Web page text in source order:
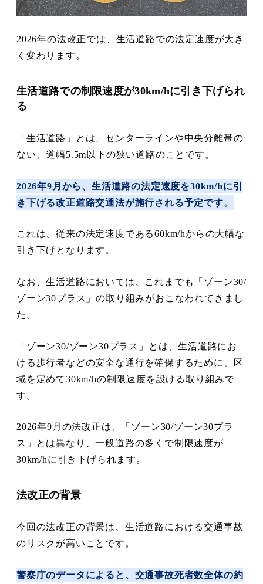
2026年の法改正では、生活道路での法定速度が大き
く変わります。
生活道路での制限速度が30km/hに引き下げられ
る
「生活道路」とは、センターラインや中央分離帯の
ない、道幅5.5m以下の狭い道路のことです。
2026年9月から、生活道路の法定速度を30km/hに引
き下げる改正道路交通法が施行される予定です。
これは、従来の法定速度である60km/hからの大幅な
引き下げとなります。
なお、生活道路においては、これまでも「ゾーン30/
ゾーン30プラス」の取り組みがおこなわれてきまし
た。
「ゾーン30/ゾーン30プラス」とは、生活道路にお
ける歩行者などの安全な通行を確保するために、区
域を定めて30km/hの制限速度を設ける取り組みで
す。
2026年9月の法改正は、「ゾーン30/ゾーン30プラ
ス」とは異なり、一般道路の多くで制限速度が
30km/hに引き下げられます。
法改正の背景
今回の法改正の背景は、生活道路における交通事故
のリスクが高いことです。
警察庁のデータによると、交通事故死者数全体の約